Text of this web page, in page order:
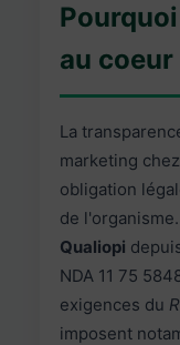
au coeur
La
marketing
obligation
de
Qualiopi
NDA 11 75
exigences du
imposent